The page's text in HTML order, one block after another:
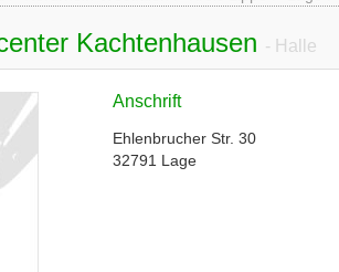
Kachtenhausen - Halle
Anschrift
Ehlenbrucher Str. 30
32791 Lage